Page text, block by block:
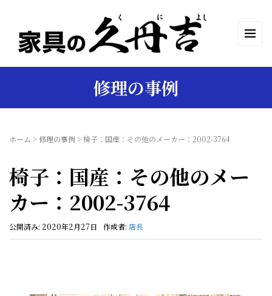
修理の事例
ホーム > 修理の事例 > 椅子：国産：その他のメーカー：2002-3764
椅子：国産：その他のメー
カー：2002-3764
公開済み: 2020年2月27日 作成者: 店長